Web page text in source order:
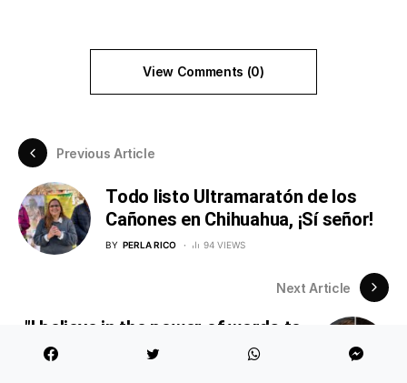
View Comments (0)
Previous Article
Todo listo Ultramaratón de los
Cañones en Chihuahua, ¡Sí señor!
BY PERLA RICO 94 VIEWS
Next Article
"I believe in the power of words to
create change and inspire others"